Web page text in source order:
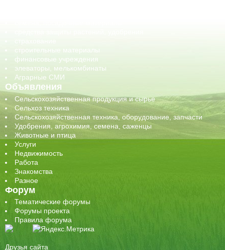
строительные материалы
финансовые учреждения
элеваторы, мелькомбинаты
Аграрные СМИ
Объявления
Сельскохозяйственная продукция и сырье
Сельхоз техника
Сельскохозяйственная техника, оборудование, запчасти
Удобрения, агрохимия, семена, саженцы
Животные и птица
Услуги
Недвижимость
Работа
Знакомства
Разное
Форум
Тематические форумы
Форумы проекта
Правила форума
Друзья сайта